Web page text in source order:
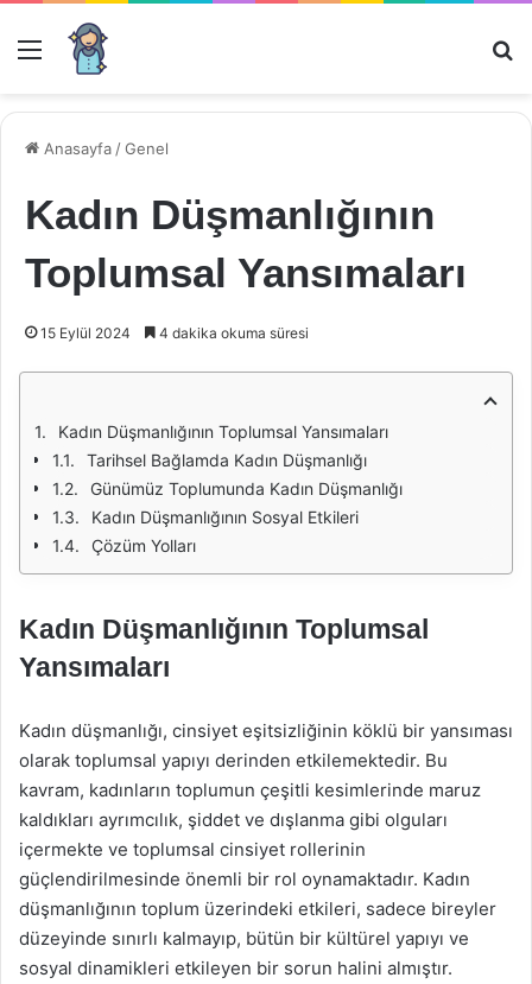
Menü
Anasayfa /Genel
Kadın Düşmanlığının
Toplumsal Yansımaları
15 Eylül 2024 4 dakika okuma süresi
Kadın Düşmanlığının Toplumsal Yansımaları
Tarihsel Bağlamda Kadın Düşmanlığı
Günümüz Toplumunda Kadın Düşmanlığı
Kadın Düşmanlığının Sosyal Etkileri
Çözüm Yolları
Kadın Düşmanlığının Toplumsal
Yansımaları
Kadın düşmanlığı, cinsiyet eşitsizliğinin köklü bir yansıması
olarak toplumsal yapıyı derinden etkilemektedir. Bu
kavram, kadınların toplumun çeşitli kesimlerinde maruz
kaldıkları ayrımcılık, şiddet ve dışlanma gibi olguları
içermekte ve toplumsal cinsiyet rollerinin
güçlendirilmesinde önemli bir rol oynamaktadır. Kadın
düşmanlığının toplum üzerindeki etkileri, sadece bireyler
düzeyinde sınırlı kalmayıp, bütün bir kültürel yapıyı ve
sosyal dinamikleri etkileyen bir sorun halini almıştır.